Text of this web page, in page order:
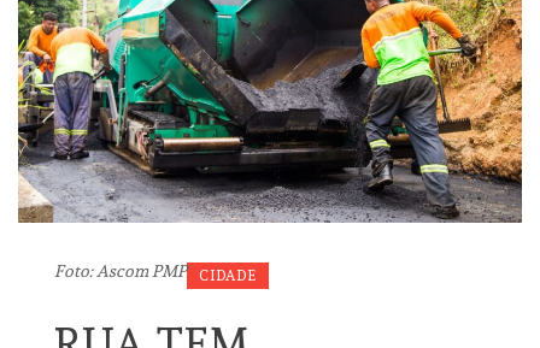
Foto: Ascom PMP CIDADE